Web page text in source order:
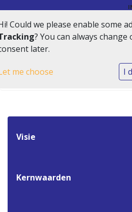
Visie
Kernwaarden
Could we please enable some
? You can always
later.
me choose I